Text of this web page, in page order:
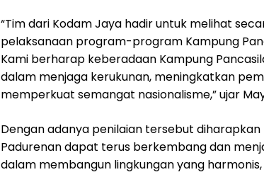
“Tim dari Kodam Jaya hadir untuk melihat
pelaksanaan program-program Kampung
Kami berharap keberadaan Kampung
dalam menjaga kerukunan, meningkatkan
memperkuat semangat nasionalisme,” ujar
Dengan adanya penilaian tersebut diharapkan
Padurenan dapat terus berkembang dan
dalam membangun lingkungan yang